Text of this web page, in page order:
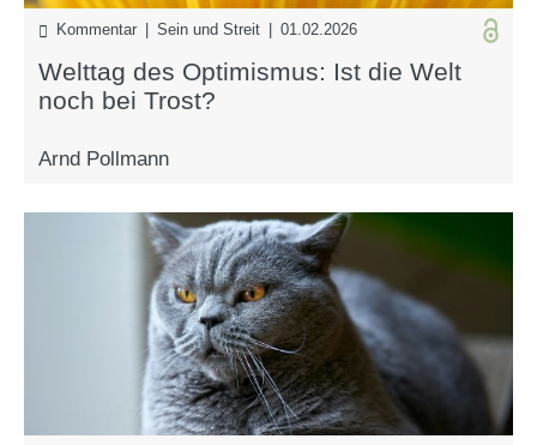
Kommentar | Sein und Streit | 01.02.2026
Welttag des Optimismus: Ist die Welt
noch bei Trost?
Arnd Pollmann